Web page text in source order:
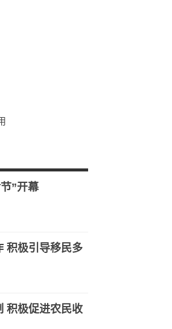
”开幕
积极引导移民多
积极促进农民收